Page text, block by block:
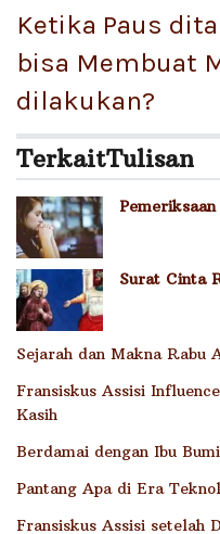
Ketika Paus
bisa Membuat
dilakukan?
TerkaitTulisan
Surat Cinta
Sejarah dan Makna Rabu
Fransiskus Assisi
Kasih
Berdamai dengan Ibu Bumi
Pantang Apa di Era
Fransiskus Assisi setelah